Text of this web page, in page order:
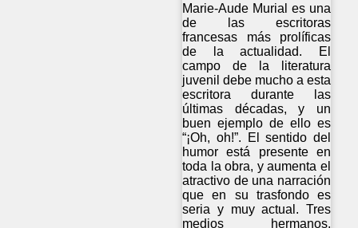
Marie-Aude Murial es una
de las escritoras
francesas más prolíficas
de la actualidad. El
campo de la literatura
juvenil debe mucho a esta
escritora durante las
últimas décadas, y un
buen ejemplo de ello es
“¡Oh, oh!”. El sentido del
humor está presente en
toda la obra, y aumenta el
atractivo de una narración
que en su trasfondo es
seria y muy actual. Tres
medios hermanos,